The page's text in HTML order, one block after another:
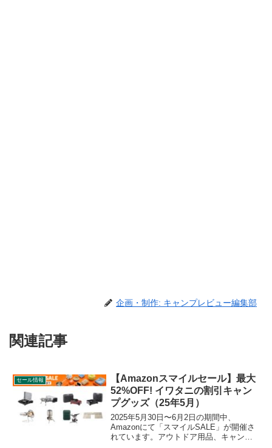
企画・制作: キャンプレビュー編集部
関連記事
セール情報
【Amazonスマイルセール】最大
52%OFF! イワタニの割引キャン
プグッズ（25年5月）
2025年5月30日〜6月2日の期間中、
Amazonにて「スマイルSALE」が開催さ
れています。アウトドア用品、キャンプ